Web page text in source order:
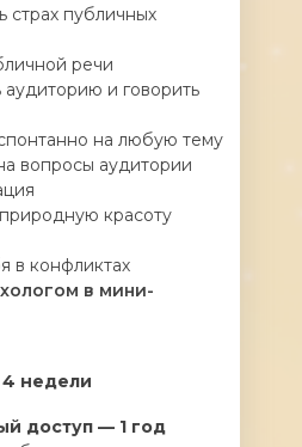
страх публичных
речи
аудиторию и говорить
на любую тему
вопросы аудитории
красоту
в конфликтах
в мини-
4 недели
доступ — 1 год